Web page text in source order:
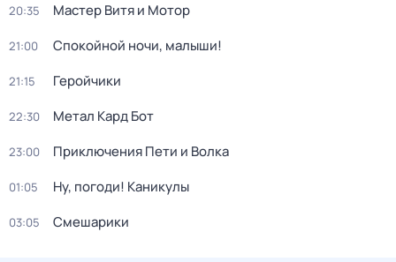
20:35 Мастер Витя и Мотор
21:00 Спокойной ночи, малыши!
21:15 Геройчики
22:30 Метал Кард Бот
23:00 Приключения Пети и Волка
01:05 Ну, погоди! Каникулы
03:05 Смешарики